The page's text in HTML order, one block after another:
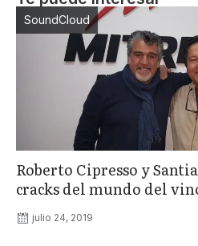
SoundCloud
Roberto Cipresso y
cracks del mundo del
julio 24, 2019